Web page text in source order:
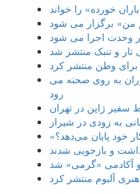
خورده» را خواند
من» برگزار می شود
وحدت اجرا می شود
تار و تنبک منتشر شد
وطن منتشر کرد
به روی صحنه می
رود
ژاپن در تهران
به زودی در شیراز
خود پایان می‌دهد؟
و بازجویی شدند
آکادمی «گرمی» شد
آلبوم منتشر کرد